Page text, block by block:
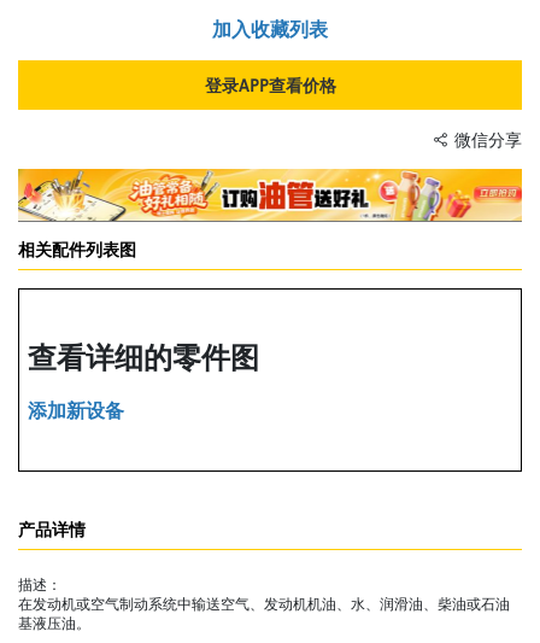
加入收藏列表
登录APP查看价格
微信分享
相关配件列表图
查看详细的零件图
添加新设备
产品详情
描述：
在发动机或空气制动系统中输送空气、发动机机油、水、润滑油、柴油或石油
基液压油。